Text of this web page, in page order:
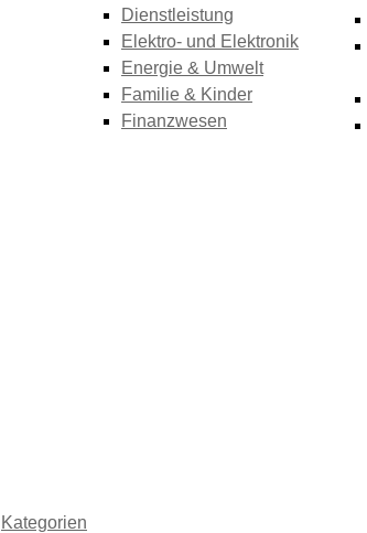
Dienstleistung
Elektro- und Elektronik
Energie & Umwelt
Familie & Kinder
Finanzwesen
Kategorien